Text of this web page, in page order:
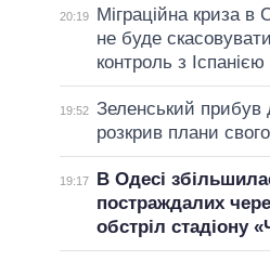
20:19
Міграційна криза в
не буде
контроль з Іспанією
19:52 Зеленський прибув
розкрив плани
19:17
В Одесі
постраждалих
обстріл стадіону